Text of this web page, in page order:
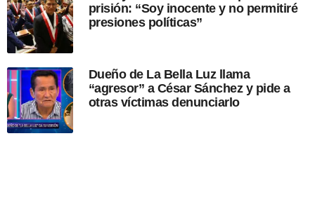
prisión: “Soy inocente y no permitiré
presiones políticas”
Dueño de La Bella Luz llama
“agresor” a César Sánchez y pide a
otras víctimas denunciarlo